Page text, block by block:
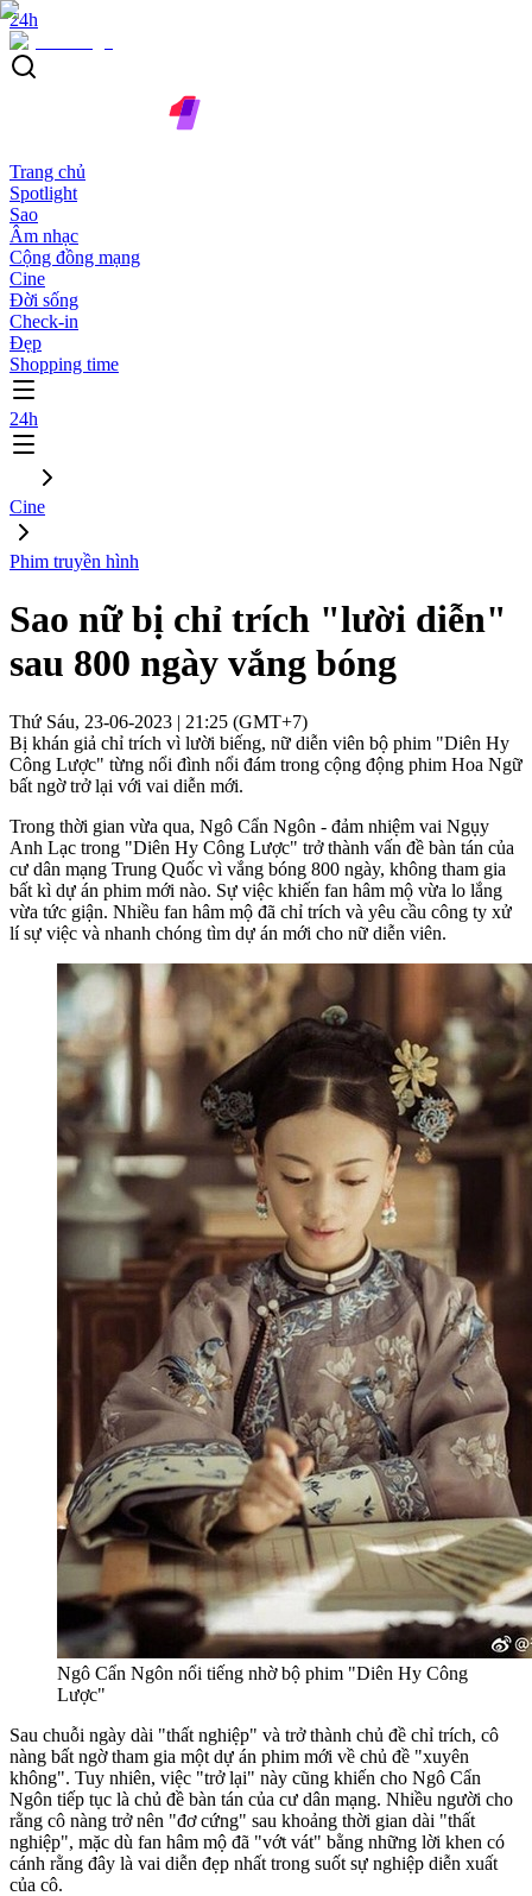
24h
Trang chủ
Spotlight
Sao
Âm nhạc
Cộng đồng mạng
Cine
Đời sống
Check-in
Đẹp
Shopping time
24h
Cine
Phim truyền hình
Sao nữ bị chỉ trích "lười diễn"
sau 800 ngày vắng bóng
Thứ Sáu, 23-06-2023 | 21:25 (GMT+7)
Bị khán giả chỉ trích vì lười biếng, nữ diễn viên bộ phim "Diên Hy
Công Lược" từng nổi đình nổi đám trong cộng động phim Hoa Ngữ
bất ngờ trở lại với vai diễn mới.
Trong thời gian vừa qua, Ngô Cẩn Ngôn - đảm nhiệm vai Ngụy
Anh Lạc trong "Diên Hy Công Lược" trở thành vấn đề bàn tán của
cư dân mạng Trung Quốc vì vắng bóng 800 ngày, không tham gia
bất kì dự án phim mới nào. Sự việc khiến fan hâm mộ vừa lo lắng
vừa tức giận. Nhiều fan hâm mộ đã chỉ trích và yêu cầu công ty xử
lí sự việc và nhanh chóng tìm dự án mới cho nữ diễn viên.
Ngô Cẩn Ngôn nổi tiếng nhờ bộ phim "Diên Hy Công
Lược"
Sau chuỗi ngày dài "thất nghiệp" và trở thành chủ đề chỉ trích, cô
nàng bất ngờ tham gia một dự án phim mới về chủ đề "xuyên
không". Tuy nhiên, việc "trở lại" này cũng khiến cho Ngô Cẩn
Ngôn tiếp tục là chủ đề bàn tán của cư dân mạng. Nhiều người cho
rằng cô nàng trở nên "đơ cứng" sau khoảng thời gian dài "thất
nghiệp", mặc dù fan hâm mộ đã "vớt vát" bằng những lời khen có
cánh rằng đây là vai diễn đẹp nhất trong suốt sự nghiệp diễn xuất
của cô.